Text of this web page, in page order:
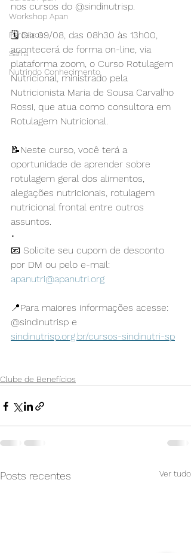
Workshop Apan
Parceiros
Safra
Nutrindo Conhecimento
nos cursos do @sindinutrisp.
🗓️ Dia 09/08, das 08h30 às 13h00,
acontecerá de forma on-line, via
plataforma zoom, o Curso Rotulagem
Nutricional, ministrado pela
Nutricionista Maria de Sousa Carvalho
Rossi, que atua como consultora em
Rotulagem Nutricional.
📝Neste curso, você terá a
oportunidade de aprender sobre
rotulagem geral dos alimentos,
alegações nutricionais, rotulagem
nutricional frontal entre outros
assuntos.
📧 Solicite seu cupom de desconto
por DM ou pelo e-mail:
apanutri@apanutri.org
📍Para maiores informações acesse:
@sindinutrisp e
sindinutrisp.org.br/cursos-sindinutri-sp
Clube de Benefícios
Posts recentes Ver tudo